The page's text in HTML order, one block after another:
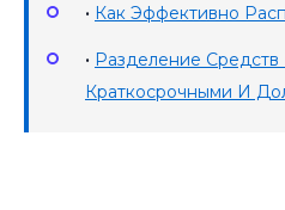
• Как Эффективно
• Разделение
Краткосрочными И